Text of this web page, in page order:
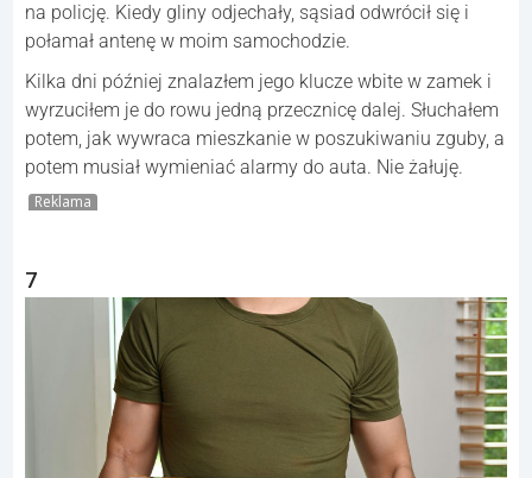
na policję. Kiedy gliny odjechały, sąsiad odwrócił się i
połamał antenę w moim samochodzie.
Kilka dni później znalazłem jego klucze wbite w zamek i
wyrzuciłem je do rowu jedną przecznicę dalej. Słuchałem
potem, jak wywraca mieszkanie w poszukiwaniu zguby, a
potem musiał wymieniać alarmy do auta. Nie żałuję.
Reklama
7